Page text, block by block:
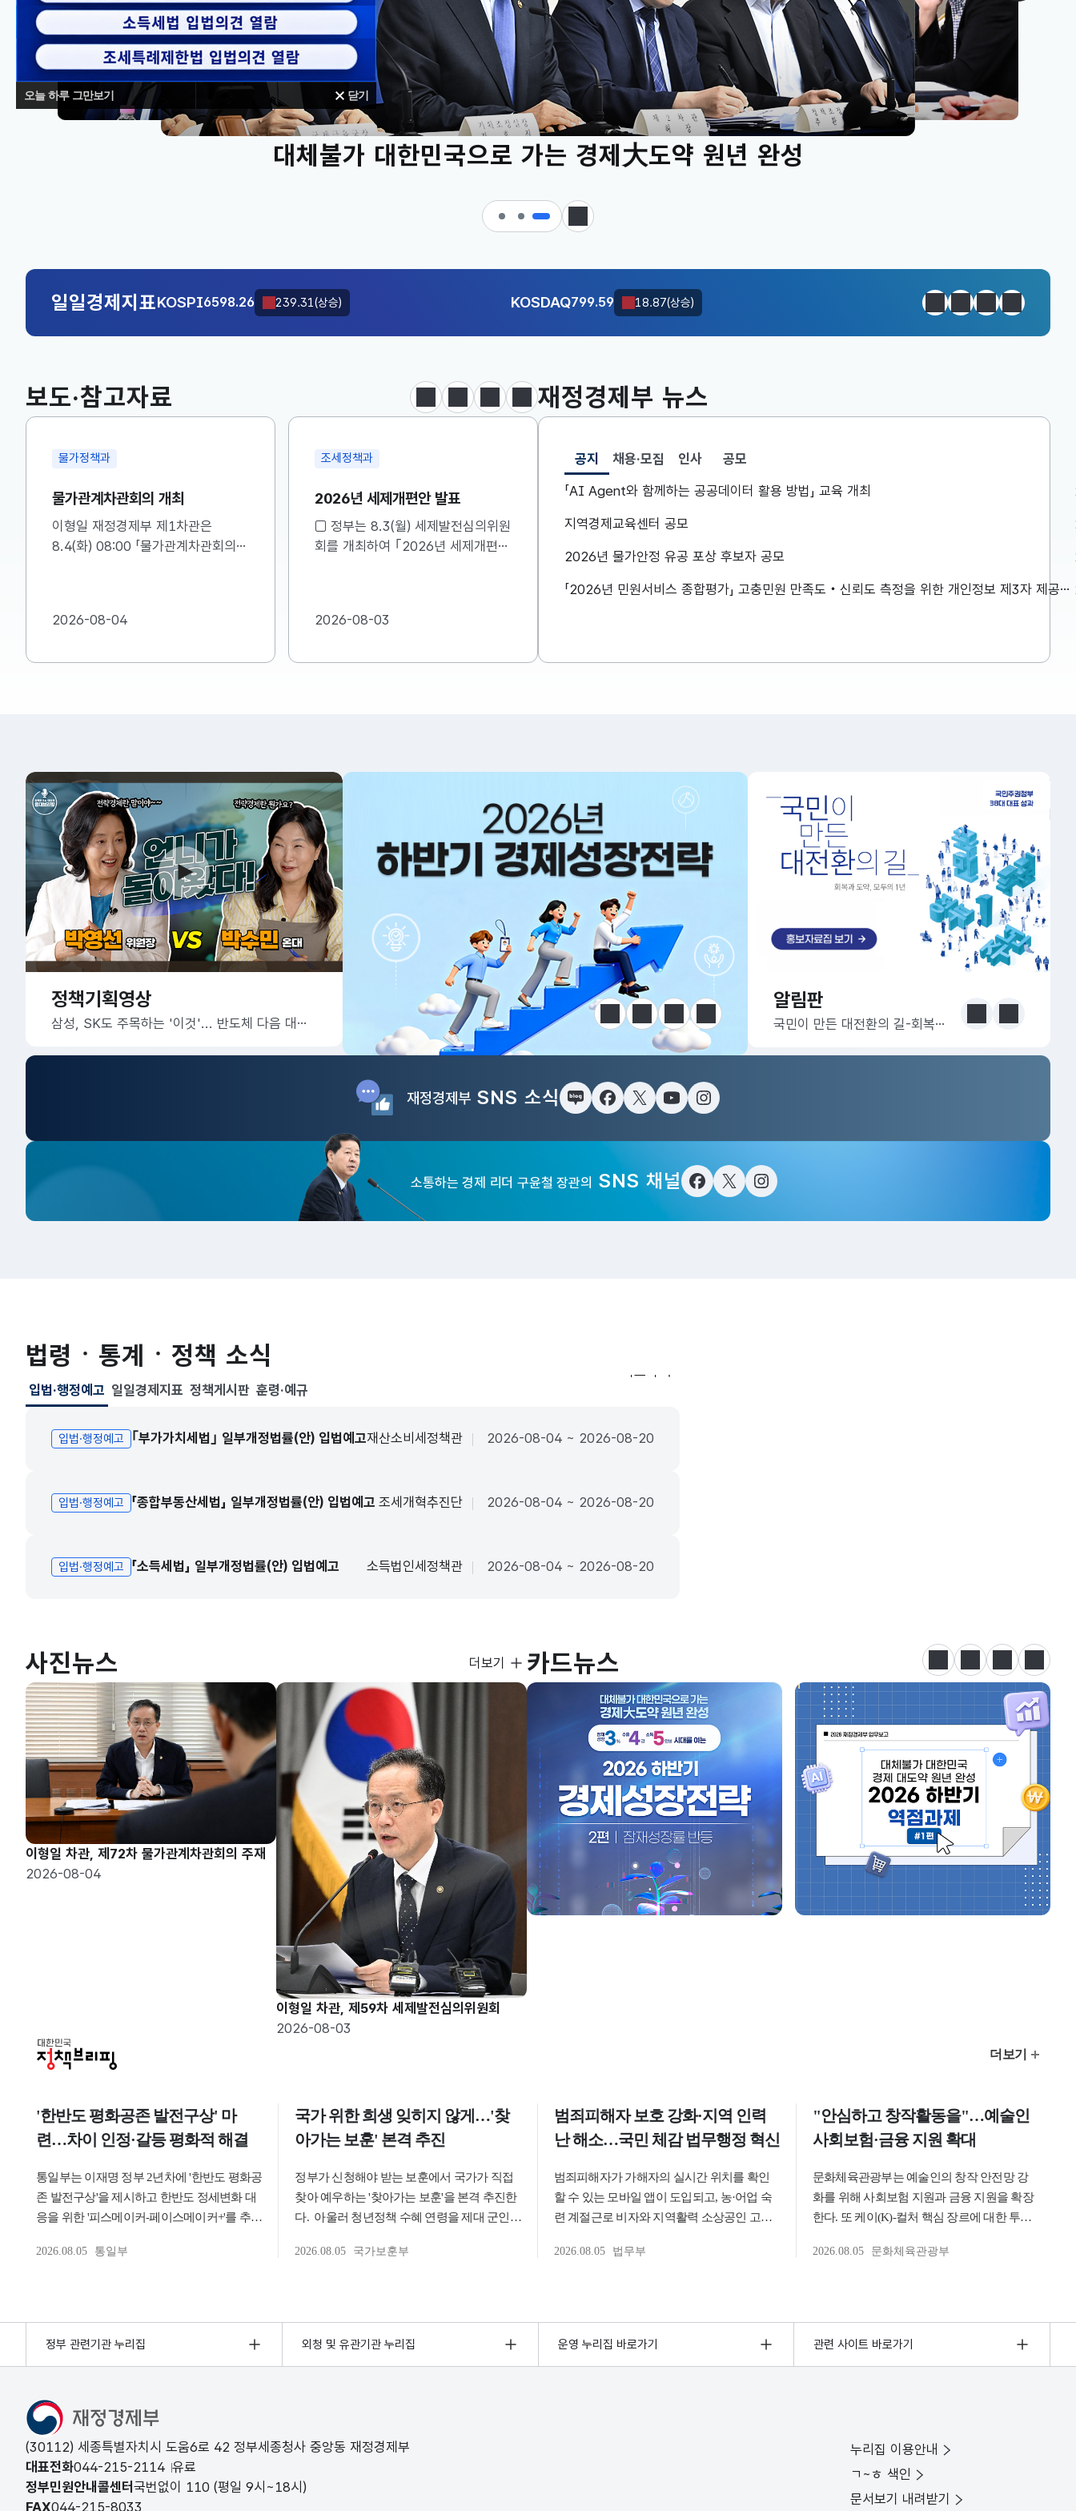
오늘 하루 그만보기 닫기
대체불가 대한민국으로 가는 경제大도약 원년 완성
정지
일일경제지표
달러-원1426.2000
국고채(3년)3.669 0.071(하락) 달러-원1426.2000 0.6000(하락)
KOSPI6598.26 239.31(상승) KOSDAQ799.59 18.87(상승)
달러-원
정지이전다음일일경제지
보도·참고자료
조세정책과
2026년 세제개편안 발표
□ 정부는 8.3(월) 세제발전심의위원
회를 개최하여 ｢2026년 세제개편
2026-08-03
조세분석과
[보도참고] 조세지출 정비와 관련
하여 제기된 주요 의견에 대해 설
명드립니다
조세지출 정비와 관련하여 제기된 주
2026-08-05
물가정책과
'26.7월 소비자물가 동향
'26.7월 소비자물가 동향 보도자료
입니다. 자세한 사항은 첨부파일을
참고하시기 바랍니다....
정지 이전 다음 보도·참고자료 더보기
재정경제부 뉴스
공지
선택됨
공지
「AI Agent와 함께하는 공공데이터 활용 방법」 교육 개최
지역경제교육센터 공모
2026년 물가안정 유공 포상 후보자 공모
「2026년 민원서비스 종합평가」 고충민원 만족도‧신뢰도 측정을 위한 개인정보 제3자 제공사항 공고
채용·모집 인사 공모
정책기획영상
삼성, SK도 주목하는 '이것'... 반도체 다음 대한민국의 미래 먹거리는? 정지 이전 다음 한눈에 보는 정책 더보기
알림판
알림판
전국민 공급망 애로 핫라인 개설
알림판
국민이 만든 대전환의 길-회복과 도약, 모두의 1년 이전 다음
재정경제부 SNS 소식 블로그페이스북트위터(X)
유튜브인스타그램
소통하는 경제 리더 구윤철 장관의 SNS 채널 페이스북트위터(X)인스타그램
법령ㆍ통계ㆍ정책 소식
입법·행정예고
선택됨
입법·행정예고
입법·행정예고 ｢부가가치세법｣ 일부개정법률(안) 입법예고재산소비세정책관 2026-08-04 ~ 2026-08-20
입법·행정예고 「종합부동산세법」 일부개정법률(안) 입법예고 조세개혁추진단 2026-08-04 ~ 2026-08-20
입법·행정예고 「소득세법」 일부개정법률(안) 입법예고 소득법인세정책관 2026-08-04 ~ 2026-08-20
더보기
일일경제지표 정책게시판 훈령·예규
사진뉴스
이형일 차관, 제72차 물가관계차관회의 주재
2026-08-04
이형일 차관, 제59차 세제발전심의위원회
2026-08-03
사진뉴스
더보기 카드뉴스 정지 이전 다음 카드뉴
정부 관련기관 누리집 외청 및 유관기관 누리집 운영 누리집 바로가기 관련 사이트 바로가기
(30112) 세종특별자치시 도움6로 42 정부세종청사 중앙동 재정경제부
대표전화044-215-2114 유료
정부민원안내콜센터 국번없이 110 (평일 9시~18시)
FAX044-215-8033
누리집 이용안내
ㄱ~ㅎ 색인
문서보기 내려받기